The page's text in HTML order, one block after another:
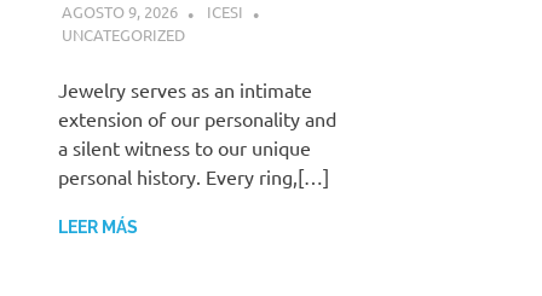
AGOSTO 9, 2026
ICESI
UNCATEGORIZED
Jewelry serves as an intimate
extension of our personality and
a silent witness to our unique
personal history. Every ring,[…]
LEER MÁS